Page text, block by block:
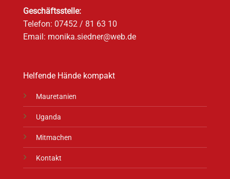
Geschäftsstelle:
Telefon: 07452 / 81 63 10
Email: monika.siedner@web.de
Helfende Hände kompakt
Mauretanien
Uganda
Mitmachen
Kontakt